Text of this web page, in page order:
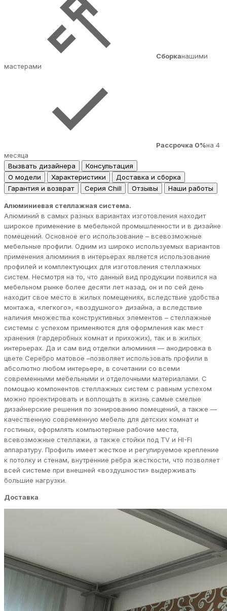
Сборканашими
мастерами
Рассрочка 0%на 4
месяца
Вызвать дизайнера
Консультация
О модели
Характеристики
Доставка и сборка
Гарантия и возврат
Серия Chill Отзывы Наши работы
Алюминиевая стеллажная система.
Алюминий в самых разных вариантах изготовления находит
широкое применение в мебельной промышленности и в дизайне
помещений. Основное его использование – всевозможные
мебельные профили. Одним из широко используемых вариантов
применения алюминия в интерьерах является использование
профилей и комплектующих для изготовления стеллажных
систем. Несмотря на то, что данный вид продукции появился на
мебельном рынке более десяти лет назад, он и по сей день
находит свое место в жилых помещениях, вследствие удобства
монтажа, «легкого», «воздушного» дизайна, а вследствие
наличия множества конструктивных элементов – стеллажные
системы с успехом применяются для оформления как мест
хранения (гардеробных комнат и прихожих), так и в жилых
интерьерах. Да и сам вид отделки алюминия — анодировка в
цвете Серебро матовое –позволяет использовать профили в
абсолютно любом интерьере, в сочетании со всеми
современными мебельными и отделочными материалами. С
помощью компонентов стеллажных систем с равным успехом
можно проектировать и воплощать в жизнь самые смелые
дизайнерские решения по зонированию помещений, а также —
качественную современную мебель для детских комнат и
гостиных, оформлять компьютерные рабочие места,
всевозможные стеллажи, а также стойки под TV и HI-FI
аппаратуру. Профиль имеет жесткое и регулируемое крепление
к потолку и стенам, внутренние ребра жесткости, что позволяет
всей системе при внешней «воздушности» выдерживать
большие нагрузки.
Доставка